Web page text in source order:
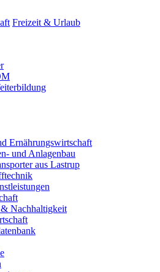
Freizeit & Urlaub
Ernährungswirtschaft
und Anlagenbau
aus Lastrup
Nachhaltigkeit